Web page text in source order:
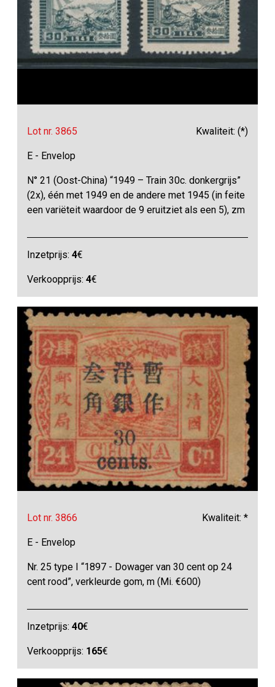
Lot nr. 3865 Kwaliteit: (*)
E - Envelop
N° 21 (Oost-China) “1949 – Train 30c. donkergrijs”
(2x), één met 1949 en de andere met 1945 (in feite
een variëteit waardoor de 9 eruitziet als een 5), zm
Inzetprijs:4€
Verkoopprijs:4€
Lot nr. 3866 Kwaliteit: *
E - Envelop
Nr. 25 type I “1897 - Dowager van 30 cent op 24
cent rood”, verkleurde gom, m (Mi. €600)
Inzetprijs:40€
Verkoopprijs: 165€